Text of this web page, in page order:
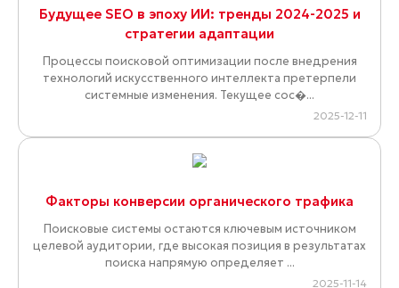
Будущее SEO в эпоху ИИ: тренды 2024-2025 и
стратегии адаптации
Процессы поисковой оптимизации после внедрения
технологий искусственного интеллекта претерпели
системные изменения. Текущее сос�...
2025-12-11
Факторы конверсии органического трафика
Поисковые системы остаются ключевым источником
целевой аудитории, где высокая позиция в результатах
поиска напрямую определяет ...
2025-11-14